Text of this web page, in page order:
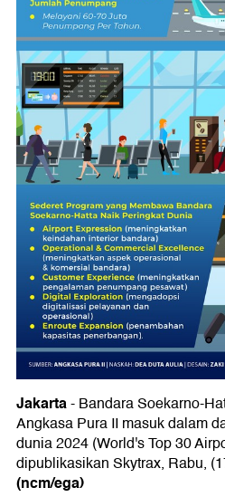
Jakarta- Bandara Soekarno-
Angkasa Pura II masuk dalam
dunia 2024 (World's Top 30
dipublikasikan Skytrax, Rabu,
(ncm/ega)